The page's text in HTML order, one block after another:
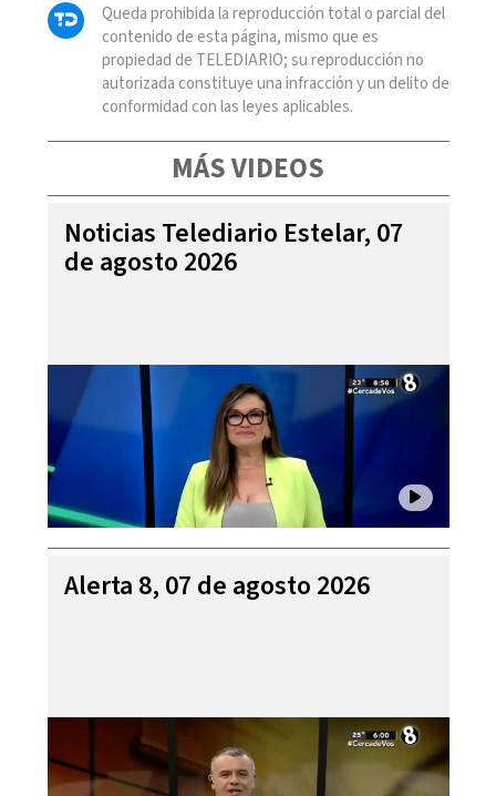
Queda prohibida la reproducción total o parcial del
contenido de esta página, mismo que es
propiedad de TELEDIARIO; su reproducción no
autorizada constituye una infracción y un delito de
conformidad con las leyes aplicables.
MÁS VIDEOS
Noticias Telediario Estelar, 07
de agosto 2026
Alerta 8, 07 de agosto 2026